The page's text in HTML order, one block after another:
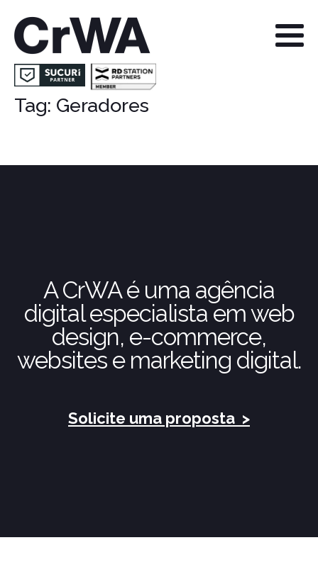
Tag: Geradores
A CrWA é uma agência
digital especialista em web
design, e-commerce,
websites e marketing digital.
Solicite uma proposta >